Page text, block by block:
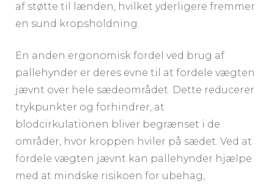
af støtte til lænden, hvilket yderligere fremmer
en sund kropsholdning.
En anden ergonomisk fordel ved brug af
pallehynder er deres evne til at fordele vægten
jævnt over hele sædeområdet. Dette reducerer
trykpunkter og forhindrer, at
blodcirkulationen bliver begrænset i de
områder, hvor kroppen hviler på sædet. Ved at
fordele vægten jævnt kan pallehynder hjælpe
med at mindske risikoen for ubehag,